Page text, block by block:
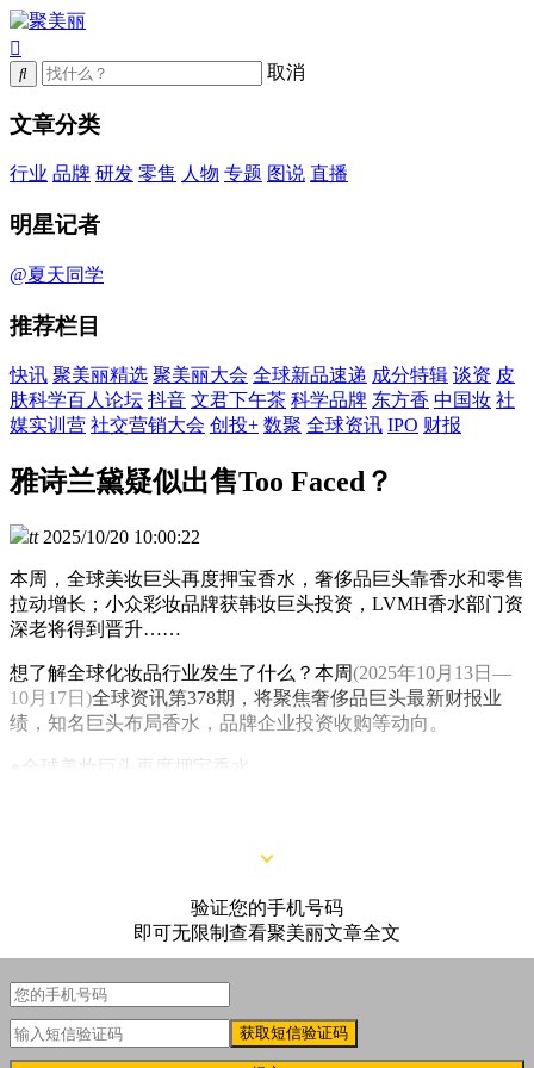
取消
文章分类
行业 品牌 研发 零售 人物 专题 图说 直播
明星记者
@夏天同学
推荐栏目
快讯 聚美丽精选 聚美丽大会 全球新品速递 成分特辑 谈资 皮
肤科学百人论坛 抖音 文君下午茶 科学品牌 东方香 中国妆 社
媒实训营 社交营销大会 创投+ 数聚 全球资讯 IPO 财报
雅诗兰黛疑似出售Too Faced？
tt 2025/10/20 10:00:22
本周，全球美妆巨头再度押宝香水，奢侈品巨头靠香水和零售
拉动增长；小众彩妆品牌获韩妆巨头投资，LVMH香水部门资
深老将得到晋升……
想了解全球化妆品行业发生了什么？本周(2025年10月13日—
10月17日)全球资讯第378期，将聚焦奢侈品巨头最新财报业
绩，知名巨头布局香水，品牌企业投资收购等动向。
●全球美妆巨头再度押宝香水
验证您的手机号码
即可无限制查看聚美丽文章全文
获取短信验证码